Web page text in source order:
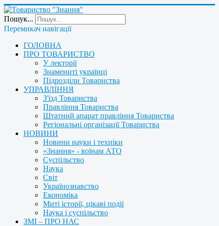
Пошук...
Перемикач навігації
ГОЛОВНА
ПРО ТОВАРИСТВО
У лекторії
Знамениті українці
Підрозділи Товариства
УПРАВЛІННЯ
З'їзд Товариства
Правління Товариства
Штатний апарат правління Товариства
Регіональні організації Товариства
НОВИНИ
Новини науки і техніки
«Знання» - воїнам АТО
Суспільство
Наука
Світ
Українознавство
Економіка
Миті історії, цікаві події
Наука і суспільство
ЗМІ – ПРО НАС